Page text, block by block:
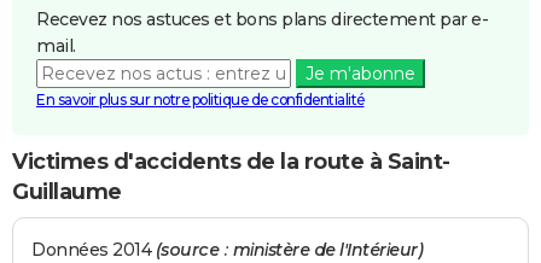
Recevez nos astuces et bons plans directement par e-
mail.
Je m'abonne
En savoir plus sur notre politique de confidentialité
Victimes d'accidents de la route à Saint-
Guillaume
Données 2014 (source : ministère de l'Intérieur)